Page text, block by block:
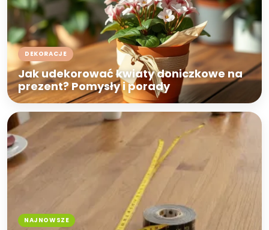
DEKORACJE
Jak udekorować kwiaty doniczkowe na
prezent? Pomysły i porady